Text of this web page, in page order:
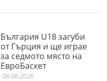
България U18 загуби
от Гърция и ще играе
за седмото място на
ЕвроБаскет
08.08.2026